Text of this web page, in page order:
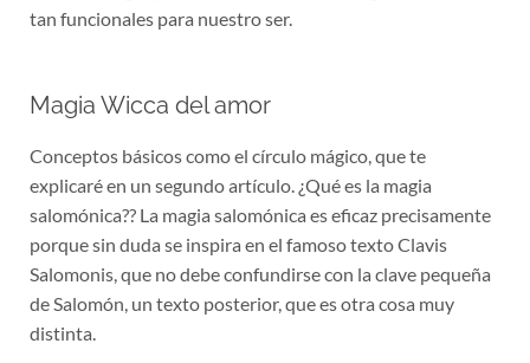
tan funcionales para nuestro ser.
Magia Wicca del amor
Conceptos básicos como el círculo mágico, que te
explicaré en un segundo artículo. ¿Qué es la magia
salomónica?? La magia salomónica es eficaz precisamente
porque sin duda se inspira en el famoso texto Clavis
Salomonis, que no debe confundirse con la clave pequeña
de Salomón, un texto posterior, que es otra cosa muy
distinta.